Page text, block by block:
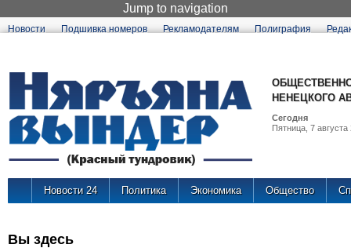
Jump to navigation
Новости Подшивка номеров Рекламодателям Полиграфия
НЕНЕЦКОГО
Сегодня
Пятница, 7 августа
Новости 24 Политика Экономика Общество
Вы здесь